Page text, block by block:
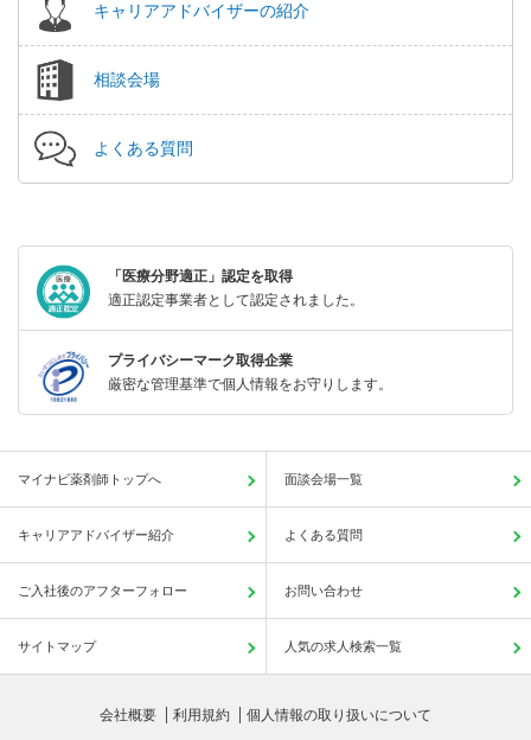
キャリアアドバイザーの紹介
相談会場
よくある質問
「医療分野適正」認定を取得
適正認定事業者として認定されました。
プライバシーマーク取得企業
厳密な管理基準で個人情報をお守りします。
マイナビ薬剤師トップへ 面談会場一覧
キャリアアドバイザー紹介 よくある質問
ご入社後のアフターフォロー お問い合わせ
サイトマップ 人気の求人検索一覧
会社概要 利用規約 個人情報の取り扱いについて